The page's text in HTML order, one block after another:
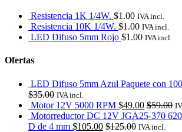
Resistencia 1K 1/4W. $1.00 IVA incl.
Resistencia 10K 1/4W. $1.00 IVA incl.
LED Difuso 5mm Rojo $1.00 IVA incl.
Ofertas
LED Difuso 5mm Azul Paquete con
$35.00 IVA incl.
Motor 12V 5000 RPM $49.00 $59.00
Motorreductor DC 12V JGA25-370
D de 4 mm $105.00 $125.00 IVA incl.